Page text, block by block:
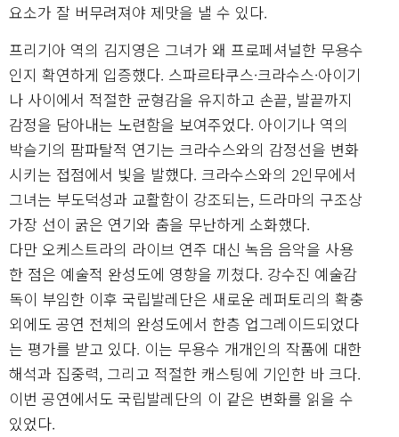
요소가 잘 버무려져야 제맛을 낼 수 있다.
프리기아 역의 김지영은 그녀가 왜 프로페셔널한 무용수
인지 확연하게 입증했다. 스파르타쿠스·크라수스·아이기
나 사이에서 적절한 균형감을 유지하고 손끝, 발끝까지
감정을 담아내는 노련함을 보여주었다. 아이기나 역의
박슬기의 팜파탈적 연기는 크라수스와의 감정선을 변화
시키는 접점에서 빛을 발했다. 크라수스와의 2인무에서
그녀는 부도덕성과 교활함이 강조되는, 드라마의 구조상
가장 선이 굵은 연기와 춤을 무난하게 소화했다.
다만 오케스트라의 라이브 연주 대신 녹음 음악을 사용
한 점은 예술적 완성도에 영향을 끼쳤다. 강수진 예술감
독이 부임한 이후 국립발레단은 새로운 레퍼토리의 확충
외에도 공연 전체의 완성도에서 한층 업그레이드되었다
는 평가를 받고 있다. 이는 무용수 개개인의 작품에 대한
해석과 집중력, 그리고 적절한 캐스팅에 기인한 바 크다.
이번 공연에서도 국립발레단의 이 같은 변화를 읽을 수
있었다.